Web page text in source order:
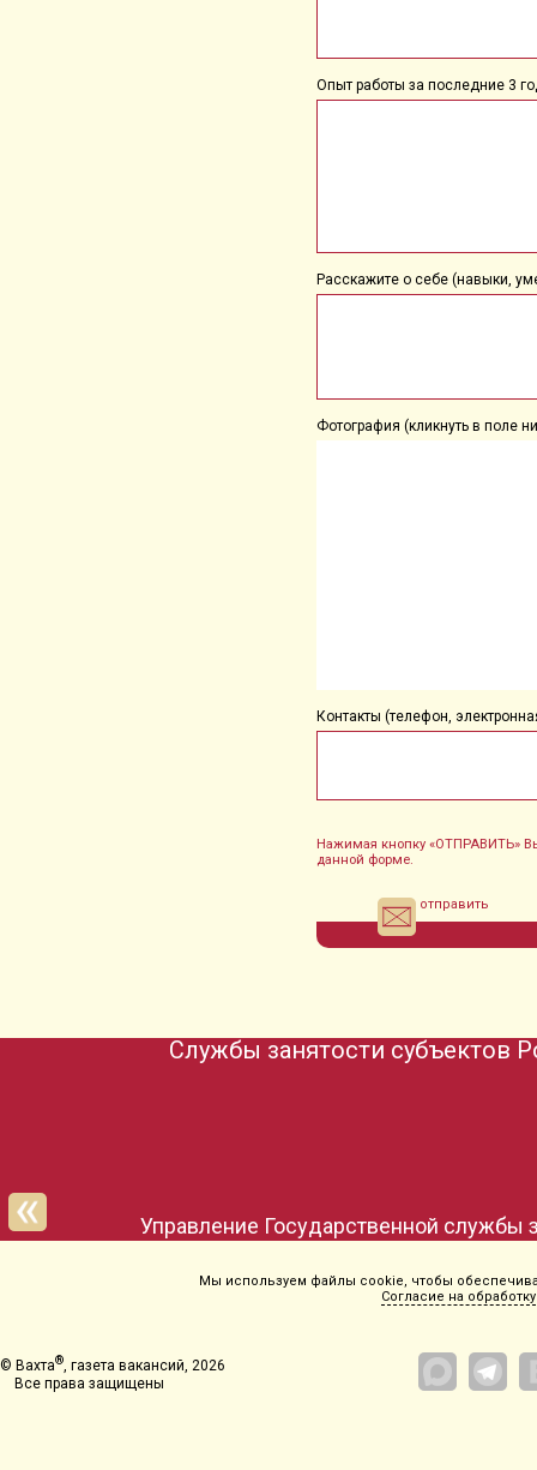
Опыт работы за последние 3
Расскажите о себе (навыки,
Фотография (кликнуть в поле
Контакты (телефон,
Нажимая кнопку «ОТПРАВИТЬ»
данной форме.
отправить
Управление Государственной службы
Службы занятости субъектов
Мы используем файлы cookie, чтобы
Согласие на обработку
© Вахта® , газета вакансий, 2026
Все права защищены